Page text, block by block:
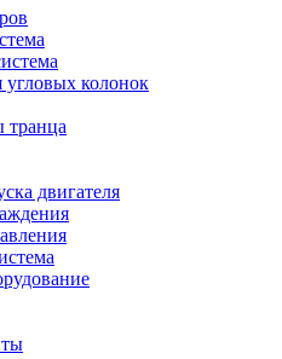
угловых колонок
двигателя